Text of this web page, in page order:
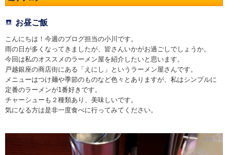
お昼ご飯
こんにちは！今週のブログ担当の小川です。
雨の日が多くなってきましたが、皆さんいかがお過ごしでしょうか。
今回は私のオススメのラーメン屋を紹介したいと思います。
戸越銀座の商店街にある「えにし」というラーメン屋さんです。
メニューはつけ麺や季節のものなど色々とありますが、私はシンプルに
定番のラーメンが1番好きです。
チャーシューも２種類あり、美味しいです。
気になる方は是非一度食べに行ってみてください。